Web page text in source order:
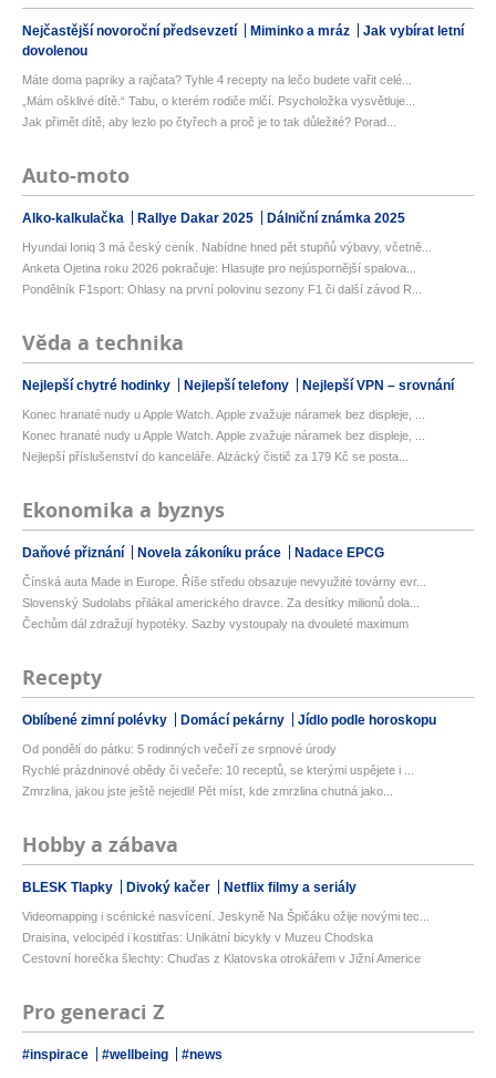
Nejčastější novoroční předsevzetí Miminko a mráz
Jak vybírat letní
dovolenou
Máte doma papriky a rajčata? Tyhle 4 recepty na lečo budete vařit celé...
„Mám ošklivé dítě.“ Tabu, o kterém rodiče mlčí. Psycholožka vysvětluje...
Jak přimět dítě, aby lezlo po čtyřech a proč je to tak důležité? Porad...
Auto-moto
Alko-kalkulačka Rallye Dakar 2025 Dálniční známka 2025
Hyundai Ioniq 3 má český ceník. Nabídne hned pět stupňů výbavy, včetně...
Anketa Ojetina roku 2026 pokračuje: Hlasujte pro nejúspornější spalova...
Pondělník F1sport: Ohlasy na první polovinu sezony F1 či další závod R...
Věda a technika
Nejlepší chytré hodinky Nejlepší telefony Nejlepší VPN – srovnání
Konec hranaté nudy u Apple Watch. Apple zvažuje náramek bez displeje, ...
Konec hranaté nudy u Apple Watch. Apple zvažuje náramek bez displeje, ...
Nejlepší příslušenství do kanceláře. Alzácký čistič za 179 Kč se posta...
Ekonomika a byznys
Daňové přiznání Novela zákoníku práce Nadace EPCG
Čínská auta Made in Europe. Říše středu obsazuje nevyužité továrny evr...
Slovenský Sudolabs přilákal amerického dravce. Za desítky milionů dola...
Čechům dál zdražují hypotéky. Sazby vystoupaly na dvouleté maximum
Recepty
Oblíbené zimní polévky Domácí pekárny Jídlo podle horoskopu
Od pondělí do pátku: 5 rodinných večeří ze srpnové úrody
Rychlé prázdninové obědy či večeře: 10 receptů, se kterými uspějete i ...
Zmrzlina, jakou jste ještě nejedli! Pět míst, kde zmrzlina chutná jako...
Hobby a zábava
BLESK Tlapky Divoký kačer Netflix filmy a seriály
Videomapping i scénické nasvícení. Jeskyně Na Špičáku ožije novými tec...
Draisina, velocipéd i kostitřas: Unikátní bicykly v Muzeu Chodska
Cestovní horečka šlechty: Chuďas z Klatovska otrokářem v Jižní Americe
Pro generaci Z
#inspirace #wellbeing #news